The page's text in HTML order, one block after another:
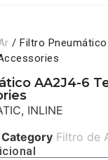
/ Filtro
AA2J4-6
INLINE
Category Filtro de